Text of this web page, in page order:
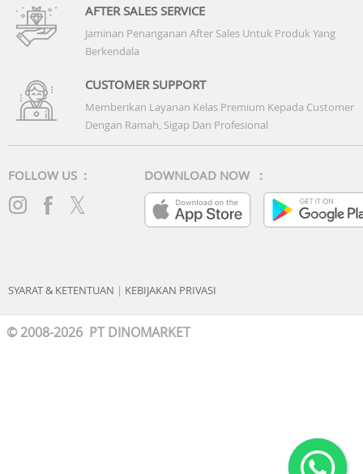
AFTER SALES SERVICE
Jaminan Penanganan After Sales Untuk Produk Yang
Berkendala
CUSTOMER SUPPORT
Memberikan Layanan Kelas Premium Kepada Customer
Dengan Ramah, Sigap Dan Profesional
FOLLOW US : DOWNLOAD NOW :
SYARAT & KETENTUAN | KEBIJAKAN PRIVASI
© 2008-2026 PT DINOMARKET